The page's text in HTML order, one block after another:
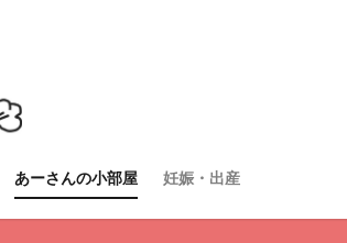
あーさんの小部屋 妊娠・出産